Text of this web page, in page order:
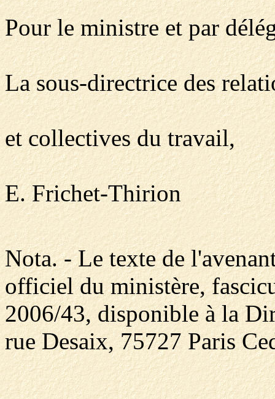
Pour le ministre et par
La sous-directrice des
et collectives du travail,
E. Frichet-Thirion
Nota. - Le texte de
officiel du ministère,
2006/43, disponible à la
rue Desaix, 75727 Paris